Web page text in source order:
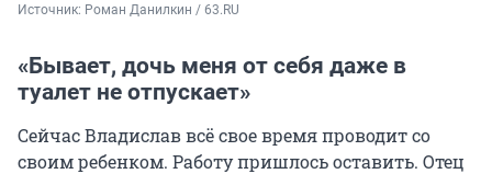
Источник: Роман Данилкин / 63.RU
«Бывает, дочь меня от себя даже в
туалет не отпускает»
Сейчас Владислав всё свое время проводит со
своим ребенком. Работу пришлось оставить. Отец